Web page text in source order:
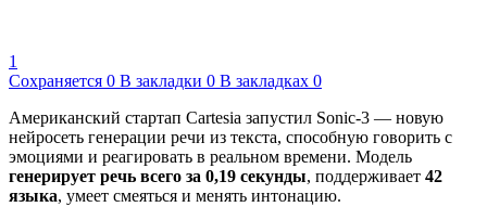
1
Сохраняется 0 В закладки 0 В закладках 0
Американский стартап Cartesia запустил Sonic-3 — новую
нейросеть генерации речи из текста, способную говорить с
эмоциями и реагировать в реальном времени. Модель
генерирует речь всего за 0,19 секунды, поддерживает 42
языка, умеет смеяться и менять интонацию.